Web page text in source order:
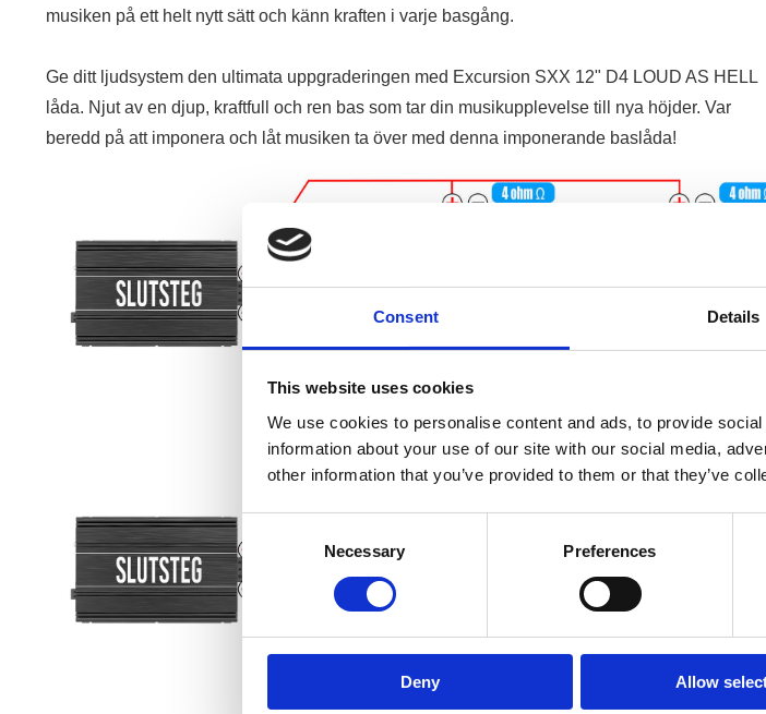
Consent Details
This website uses cookies
We use cookies to personalise content and ads, to provide
information about your use of our site with our social media,
other information that you’ve provided to them or that they’ve
Selection
Necessary Preferences
Deny Allow
musiken på ett helt nytt sätt och känn kraften i varje basgång.
Ge ditt ljudsystem den ultimata uppgraderingen med Excursion SXX 12" D4 LOUD AS HELL
låda. Njut av en djup, kraftfull och ren bas som tar din musikupplevelse till nya höjder. Var
beredd på att imponera och låt musiken ta över med denna imponerande baslåda!